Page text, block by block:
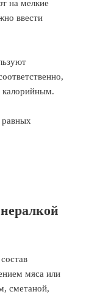
на мелкие
ввести
калорийным.
мяса или
сметаной,